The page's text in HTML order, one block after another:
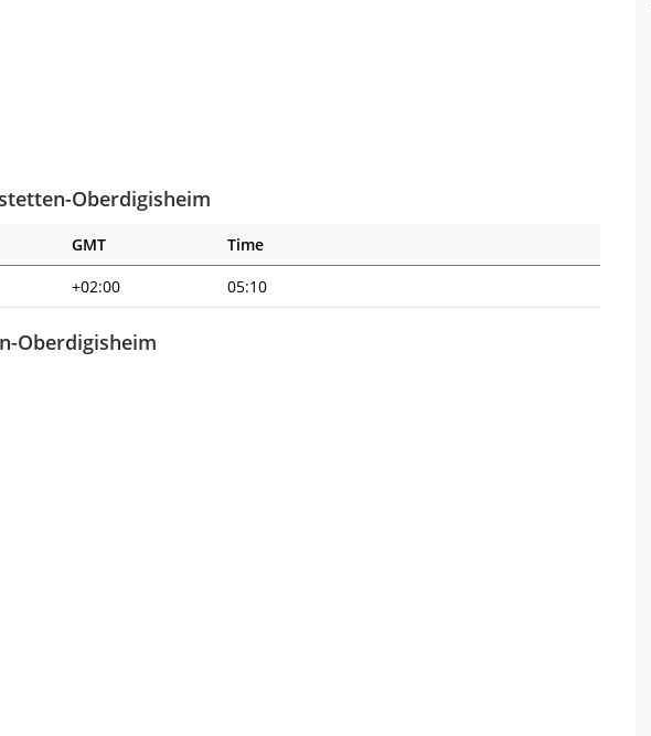
Oberdigisheim
GMT
Time
+02:00 05:10
Oberdigisheim